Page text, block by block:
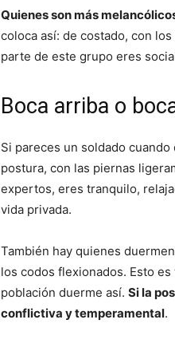
Quienes son más
coloca así: de costado, con
parte de este grupo eres
Boca arriba o
Si pareces un soldado
postura, con las piernas
expertos, eres tranquilo,
vida privada.
También hay quienes
los codos flexionados. Esto
población duerme así. Si la
conflictiva y temperamental.